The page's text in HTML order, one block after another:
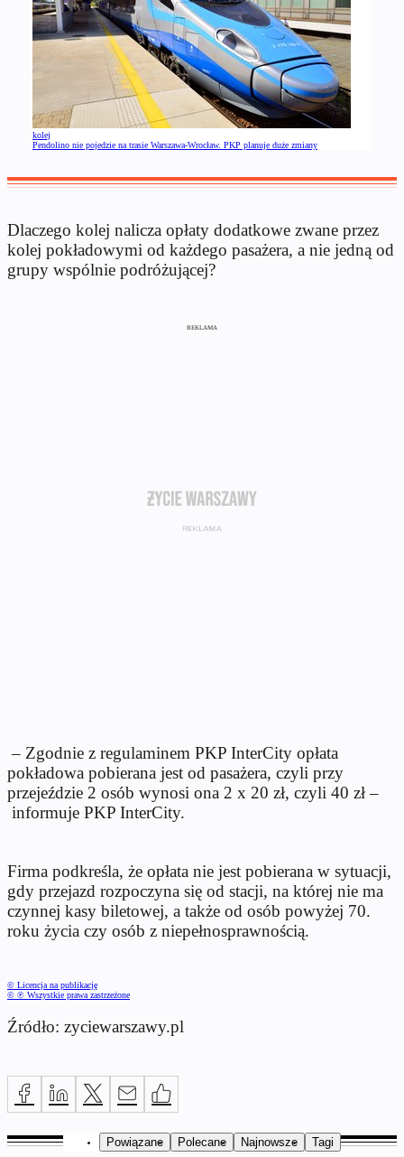
kolej
Pendolino nie pojedzie na trasie Warszawa-Wrocław. PKP planuje duże zmiany
Dlaczego kolej nalicza opłaty dodatkowe zwane przez
kolej pokładowymi od każdego pasażera, a nie jedną od
grupy wspólnie podróżującej?
REKLAMA
– Zgodnie z regulaminem PKP InterCity opłata
pokładowa pobierana jest od pasażera, czyli przy
przejeździe 2 osób wynosi ona 2 x 20 zł, czyli 40 zł –
informuje PKP InterCity.
Firma podkreśla, że opłata nie jest pobierana w sytuacji,
gdy przejazd rozpoczyna się od stacji, na której nie ma
czynnej kasy biletowej, a także od osób powyżej 70.
roku życia czy osób z niepełnosprawnością.
© Licencja na publikację
© ℗ Wszystkie prawa zastrzeżone
Źródło: zyciewarszawy.pl
Powiązane Polecane Najnowsze Tagi